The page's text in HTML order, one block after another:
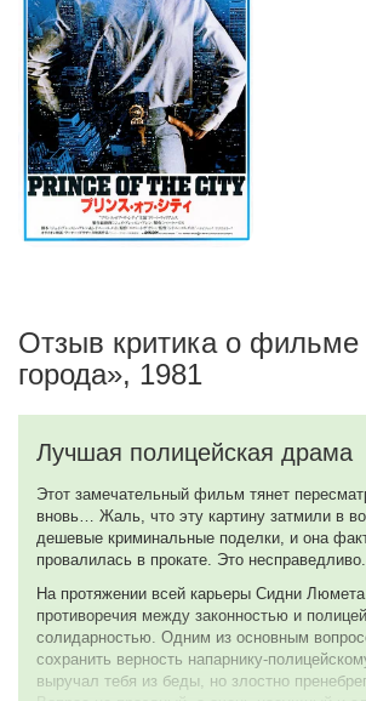
Отзыв критика о
города», 1981
Лучшая полицейская драма
Этот замечательный фильм тянет
вновь… Жаль, что эту картину затмили в
дешевые криминальные поделки, и она
провалилась в прокате. Это несправедливо.
На протяжении всей карьеры Сидни
противоречия между законностью и
солидарностью. Одним из основным
сохранить верность напарнику-
выручал тебя из беды, но злостно